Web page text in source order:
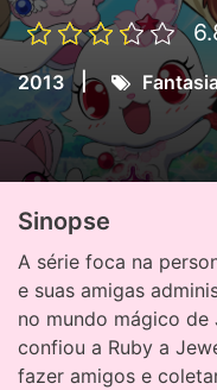
2013 |
Sinopse
A série foca na
e suas amigas
no mundo mágico de
confiou a Ruby a
fazer amigos e